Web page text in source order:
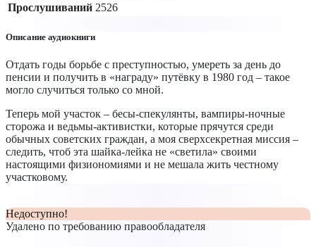
Прослушиваний 2526
Описание аудиокниги
Отдать годы борьбе с преступностью, умереть за день до
пенсии и получить в «награду» путёвку в 1980 год – такое
могло случиться только со мной.
Теперь мой участок – бесы-спекулянты, вампиры-ночные
сторожа и ведьмы-активистки, которые прячутся среди
обычных советских граждан, а моя сверхсекретная миссия –
следить, чтоб эта шайка-лейка не «светила» своими
настоящими физиономиями и не мешала жить честному
участковому.
Недоступно!
Удалено по требованию правообладателя